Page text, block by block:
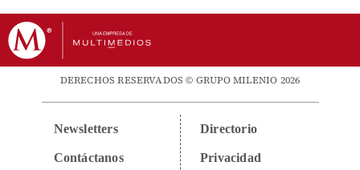
DERECHOS RESERVADOS © GRUPO MILENIO 2026
Newsletters
Contáctanos
Directorio
Privacidad